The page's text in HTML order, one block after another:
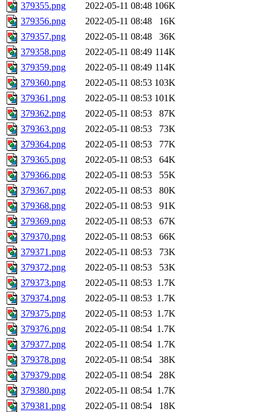
379355.png 2022-05-11 08:48 106K
379356.png
2022-05-11 08:48
16K
379357.png
2022-05-11 08:48
36K
379358.png
2022-05-11 08:49 114K
379359.png
2022-05-11 08:49 114K
379360.png
2022-05-11 08:53 103K
379361.png
2022-05-11 08:53 101K
379362.png
2022-05-11 08:53
87K
379363.png
2022-05-11 08:53
73K
379364.png
2022-05-11 08:53
77K
379365.png
2022-05-11 08:53
64K
379366.png
2022-05-11 08:53
55K
379367.png
2022-05-11 08:53
80K
379368.png
2022-05-11 08:53
91K
379369.png
2022-05-11 08:53
67K
379370.png
2022-05-11 08:53
66K
379371.png
2022-05-11 08:53
73K
379372.png
2022-05-11 08:53
53K
379373.png
2022-05-11 08:53 1.7K
379374.png
2022-05-11 08:53 1.7K
379375.png
2022-05-11 08:53 1.7K
379376.png
2022-05-11 08:54 1.7K
379377.png
2022-05-11 08:54 1.7K
379378.png
2022-05-11 08:54
38K
379379.png
2022-05-11 08:54
28K
379380.png
2022-05-11 08:54 1.7K
379381.png
2022-05-11 08:54
18K